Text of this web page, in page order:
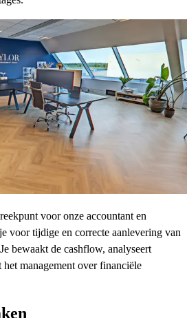
voor onze accountant en
voor tijdige en correcte aanlevering van
bewaakt de cashflow, analyseert
management over financiële